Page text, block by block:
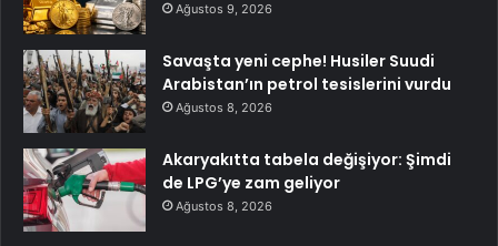
Ağustos 9, 2026
Savaşta yeni cephe! Husiler Suudi
Arabistan’ın petrol tesislerini vurdu
Ağustos 8, 2026
Akaryakıtta tabela değişiyor: Şimdi
de LPG’ye zam geliyor
Ağustos 8, 2026